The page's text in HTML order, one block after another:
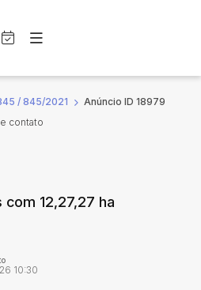
Cidade
/ 845/2021
Anúncio ID 18979
contato
12,27,27 ha
10:30